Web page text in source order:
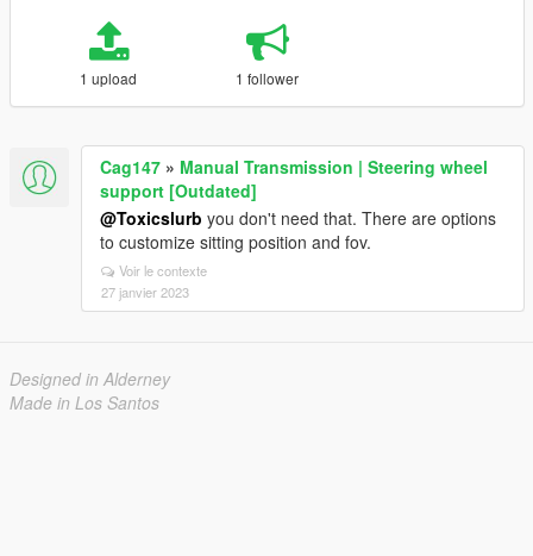
1 upload 1 follower
Cag147 » Manual Transmission | Steering wheel
support [Outdated]
@Toxicslurb you don't need that. There are options
to customize sitting position and fov.
Voir le contexte
27 janvier 2023
Designed in Alderney
Made in Los Santos